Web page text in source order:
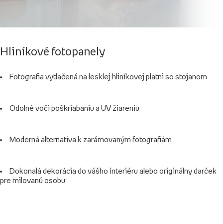
Hliníkové fotopanely
Fotografia vytlačená na lesklej hliníkovej platni so stojanom
Odolné voči poškriabaniu a UV žiareniu
Moderná alternatíva k zarámovaným fotografiám
Dokonalá dekorácia do vášho interiéru alebo originálny darček
pre milovanú osobu